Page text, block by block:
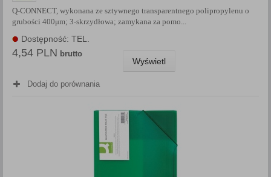
Q-CONNECT, wykonana ze sztywnego transparentnego polipropylenu o
grubości 400μm; 3-skrzydłowa; zamykana za pomo...
Dostępność: TEL.
4,54 PLN brutto
Wyświetl
Dodaj do porównania